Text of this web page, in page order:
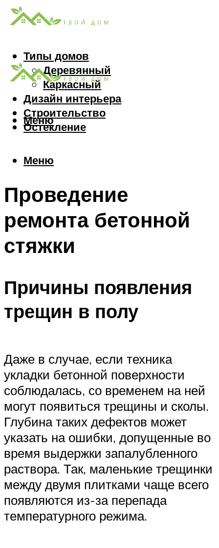
Типы домов
Деревянный
Каркасный
Дизайн интерьера
Строительство
Остекление
Меню
Меню
Проведение
ремонта бетонной
стяжки
Причины появления
трещин в полу
Даже в случае, если техника
укладки бетонной поверхности
соблюдалась, со временем на ней
могут появиться трещины и сколы.
Глубина таких дефектов может
указать на ошибки, допущенные во
время выдержки запалубленного
раствора. Так, маленькие трещинки
между двумя плитками чаще всего
появляются из-за перепада
температурного режима.